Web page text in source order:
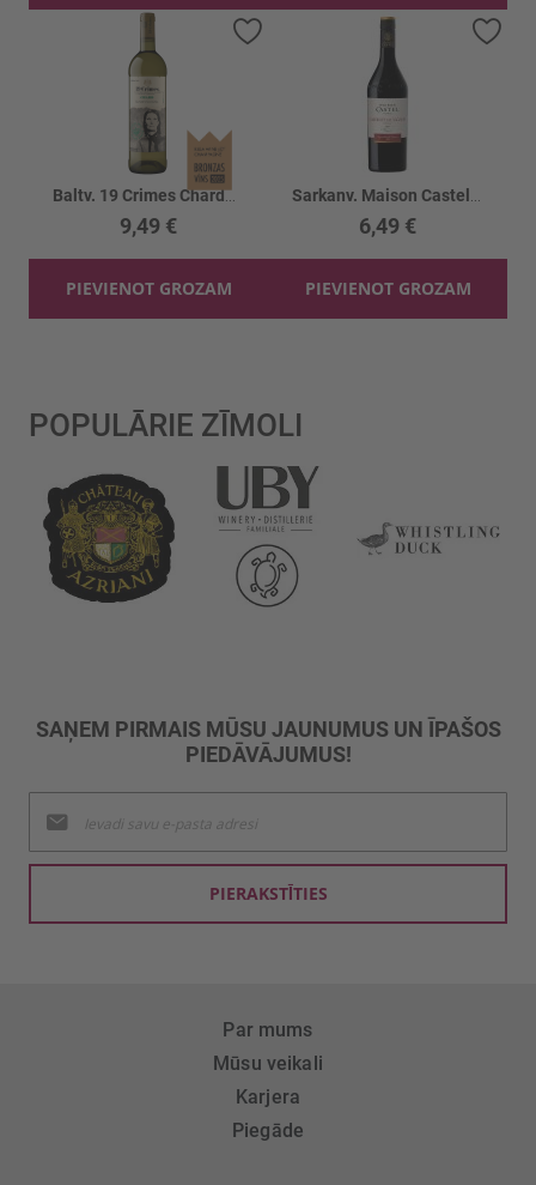
Baltv. 19 Crimes Chardonnay 13%
9,49 €
PIEVIENOT GROZAM
6,49 €
PIEVIENOT GROZAM
POPULĀRIE ZĪMOLI
SAŅEM PIRMAIS MŪSU JAUNUMUS UN ĪPAŠOS
PIEDĀVĀJUMUS!
jaunumu
saņemšanai:
PIERAKSTĪTIES
Par mums
Mūsu veikali
Karjera
Piegāde